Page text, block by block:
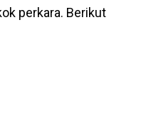
perkara. Berikut